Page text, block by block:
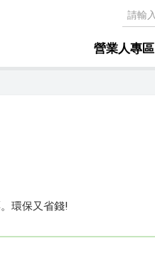
營業人專區
環保又省錢!